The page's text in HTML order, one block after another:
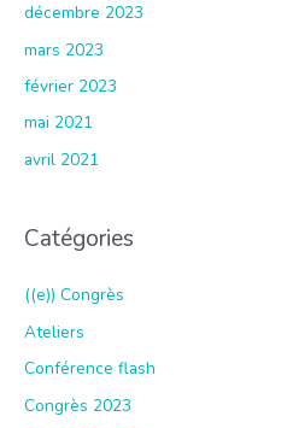
décembre 2023
mars 2023
février 2023
mai 2021
avril 2021
Catégories
((e)) Congrès
Ateliers
Conférence flash
Congrès 2023